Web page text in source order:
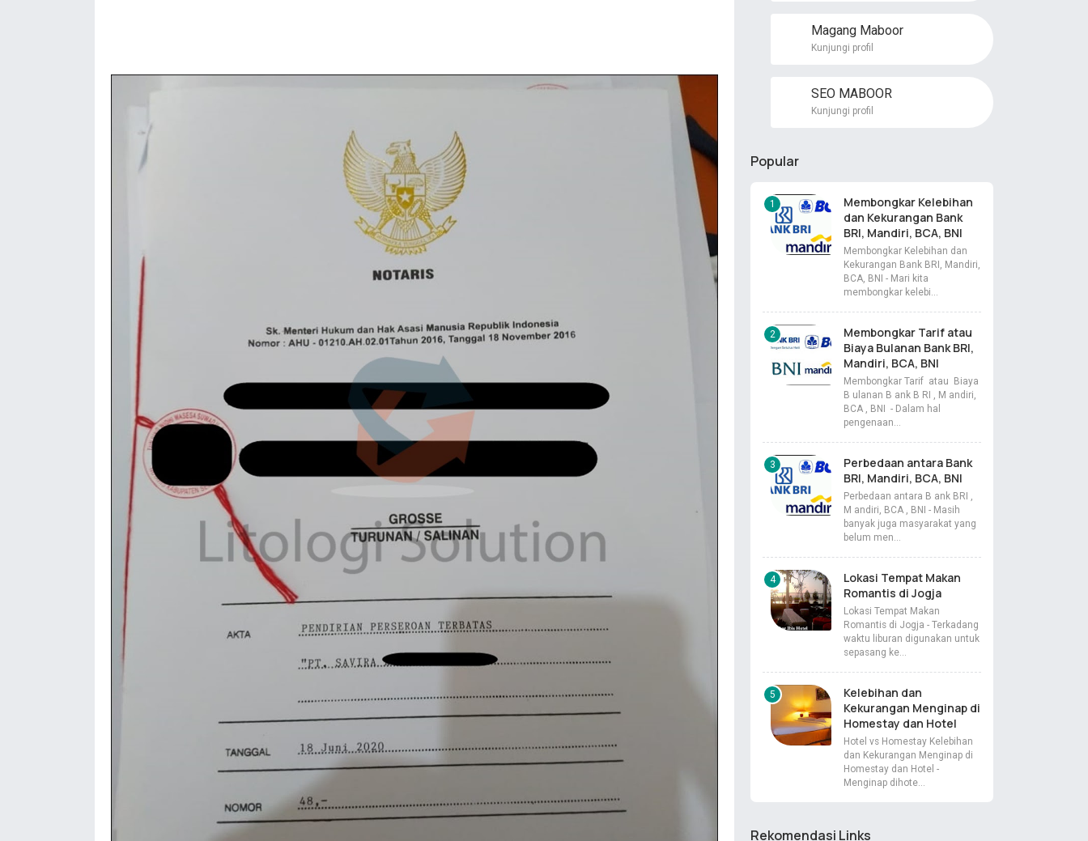
Magang Maboor
Kunjungi profil
SEO MABOOR
Kunjungi profil
Popular
Membongkar Kelebihan
dan Kekurangan Bank
BRI, Mandiri, BCA, BNI
Membongkar Kelebihan dan
Kekurangan Bank BRI, Mandiri,
BCA, BNI - Mari kita
membongkar kelebi…
Membongkar Tarif atau
Biaya Bulanan Bank BRI,
Mandiri, BCA, BNI
Membongkar Tarif atau Biaya
B ulanan B ank B RI , M andiri,
BCA , BNI - Dalam hal
pengenaan…
Perbedaan antara Bank
BRI, Mandiri, BCA, BNI
Perbedaan antara B ank BRI ,
M andiri, BCA , BNI - Masih
banyak juga masyarakat yang
belum men…
Lokasi Tempat Makan
Romantis di Jogja
Lokasi Tempat Makan
Romantis di Jogja - Terkadang
waktu liburan digunakan untuk
sepasang ke…
Kelebihan dan
Kekurangan Menginap di
Homestay dan Hotel
Hotel vs Homestay Kelebihan
dan Kekurangan Menginap di
Homestay dan Hotel -
Menginap dihote…
Rekomendasi Links